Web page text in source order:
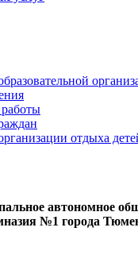
отдыха
автономное
№1 города